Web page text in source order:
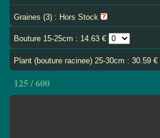
Graines (3) : Hors Stock
Bouture 15-25cm : 14.63 €
Plant (bouture racinee) 25-30cm : 30.59 €
125 / 600